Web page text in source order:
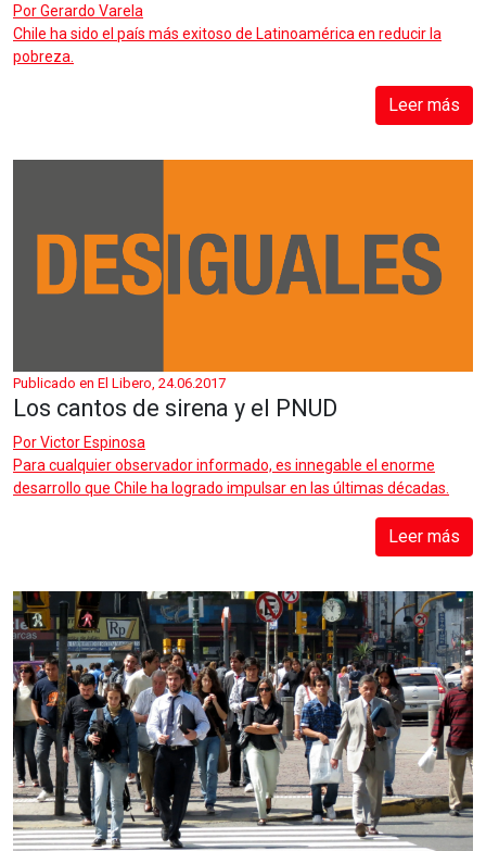
PorGerardo Varela
Chile ha sido el país más exitoso de Latinoamérica en reducir la
pobreza.
Leer más
Publicado en El Libero, 24.06.2017
Los cantos de sirena y el PNUD
PorVictor Espinosa
Para cualquier observador informado, es innegable el enorme
desarrollo que Chile ha logrado impulsar en las últimas décadas.
Leer más